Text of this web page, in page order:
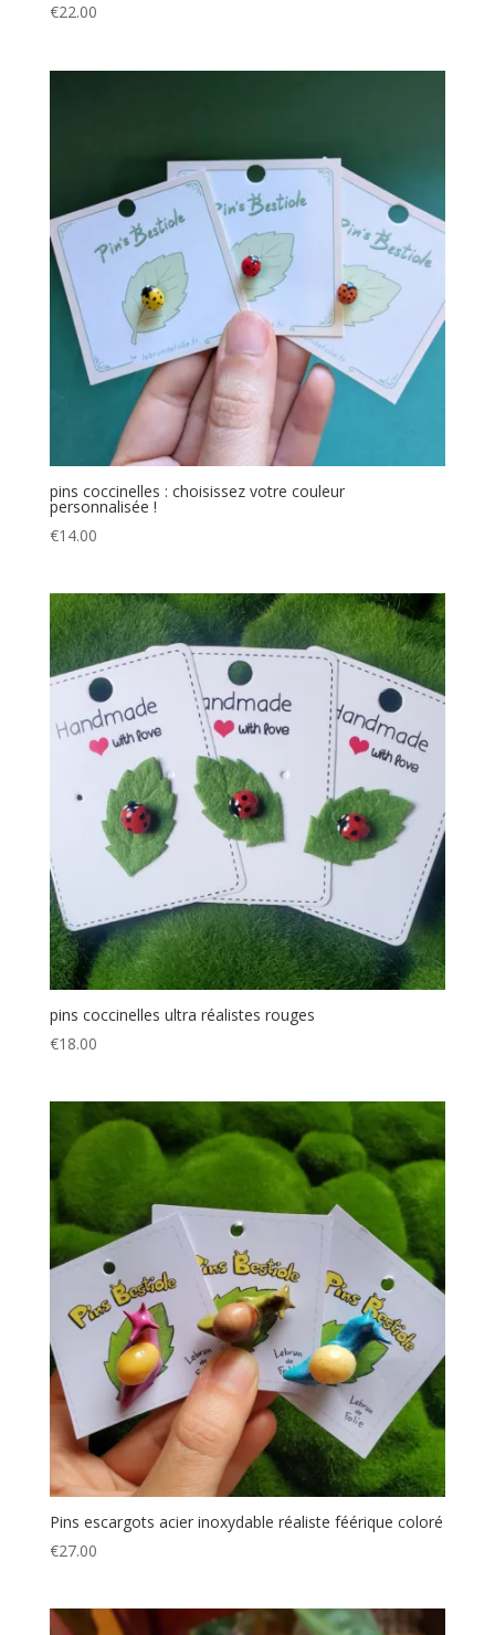
€22.00
pins coccinelles : choisissez votre couleur
personnalisée !
€14.00
pins coccinelles ultra réalistes rouges
€18.00
Pins escargots acier inoxydable réaliste féérique coloré
€27.00